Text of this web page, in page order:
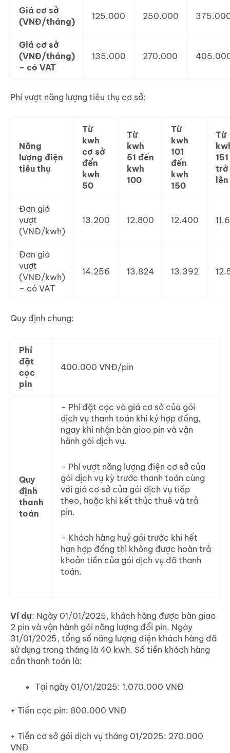
Giá cơ sở
(VNĐ/tháng)
125.000 250.000
Giá cơ sở
(VNĐ/tháng)
– có VAT
135.000 270.000
Phí vượt năng lượng tiêu thụ cơ sở:
Năng
lượng điện
tiêu thụ
Từ
kwh
cơ sở
đến
kwh
50
Từ
kwh
51 đến
kwh
100
Từ
kwh
101
đến
kwh
150
Từ
151
trở
lên
Đơn giá
vượt
(VNĐ/kwh)
13.200 12.800 12.400
Đơn giá
vượt
(VNĐ/kwh)
– có VAT
14.256 13.824 13.392
Quy định chung:
Phí
đặt
cọc
pin
400.000 VNĐ/pin
Quy
định
thanh
toán
– Phí đặt cọc và giá cơ sở của gói
dịch vụ thanh toán khi ký hợp đồng,
ngay khi nhận bàn giao pin và vận
hành gói dịch vụ.
– Phí vượt năng lượng điện cơ sở của
gói dịch vụ kỳ trước thanh toán cùng
với giá cơ sở của gói dịch vụ tiếp
theo, hoặc khi kết thúc thuê và trả
pin.
– Khách hàng huỷ gói trước khi hết
hạn hợp đồng thì không được hoàn trả
khoản tiền của gói dịch vụ đã thanh
toán.
Ví dụ: Ngày 01/01/2025, khách hàng được bàn giao
2 pin và vận hành gói năng lượng đổi pin. Ngày
31/01/2025, tổng số năng lượng điện khách hàng đã
sử dụng trong tháng là 40 kwh. Số tiền khách hàng
cần thanh toán là:
Tại ngày 01/01/2025: 1.070.000 VNĐ
+ Tiền cọc pin: 800.000 VNĐ
+ Tiền cơ sở gói dịch vụ tháng 01/2025: 270.000
VNĐ